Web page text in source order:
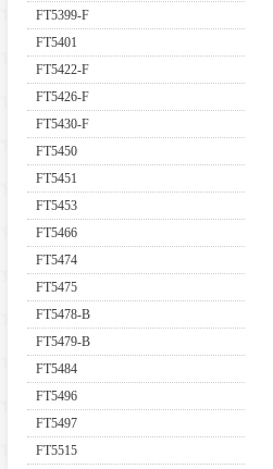
FT5399-F
FT5401
FT5422-F
FT5426-F
FT5430-F
FT5450
FT5451
FT5453
FT5466
FT5474
FT5475
FT5478-B
FT5479-B
FT5484
FT5496
FT5497
FT5515